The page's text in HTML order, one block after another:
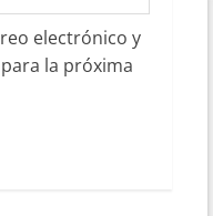
electrónico y
la próxima